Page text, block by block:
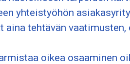
yhteistyöhön
tehtävän vaatimusten,
oikea osaaminen